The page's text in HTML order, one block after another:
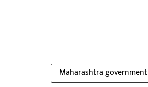
Maharashtra government